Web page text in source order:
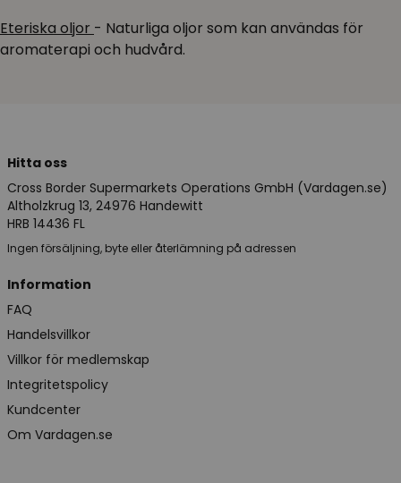
Eteriska oljor - Naturliga oljor som kan användas för
aromaterapi och hudvård.
Hitta oss
Cross Border Supermarkets Operations GmbH (Vardagen.se)
Altholzkrug 13, 24976 Handewitt
HRB 14436 FL
Ingen försäljning, byte eller återlämning på adressen
Information
FAQ
Handelsvillkor
Villkor för medlemskap
Integritetspolicy
Kundcenter
Om Vardagen.se